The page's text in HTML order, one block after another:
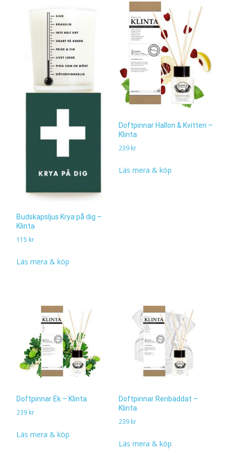
Budskapsljus Krya på dig –
Klinta
115 kr
Läs mera & köp
Doftpinnar Hallon & Kvitten –
Klinta
239 kr
Läs mera & köp
Doftpinnar Ek – Klinta
239 kr
Läs mera & köp
Doftpinnar Renbäddat –
Klinta
239 kr
Läs mera & köp